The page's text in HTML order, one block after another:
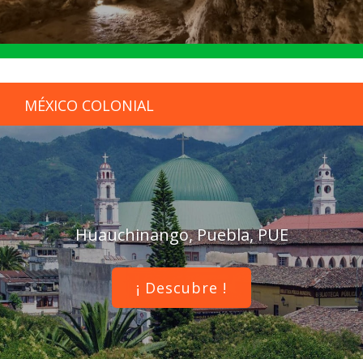
MÉXICO COLONIAL
Huauchinango, Puebla, PUE
¡ Descubre !